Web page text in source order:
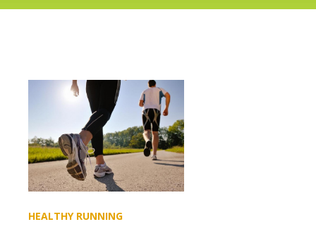
HEALTHY RUNNING